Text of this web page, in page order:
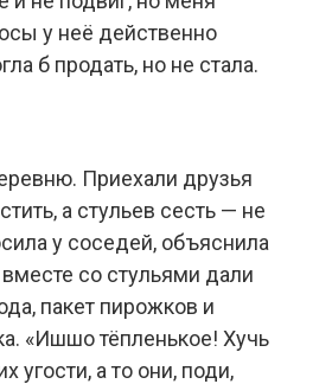
у неё действенно
б продать, но не стала.
Приехали друзья
а стульев сесть — не
у соседей, объяснила
со стульями дали
пакет пирожков и
«Ишшо тёпленькое! Хучь
угости, а то они, поди,